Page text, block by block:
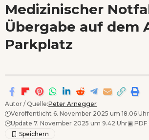
Medizinischer
Übergabe auf dem
Parkplatz
Autor / Quelle:Peter Arnegger
Veröffentlicht 6. November 2025 um 18.06 Uhr
Update 7. November 2025 um 9.42 Uhr▣